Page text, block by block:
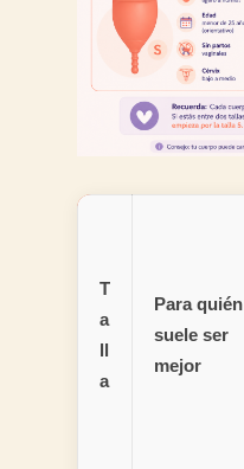
T
a
ll
a
Para quién
suele ser
mejor